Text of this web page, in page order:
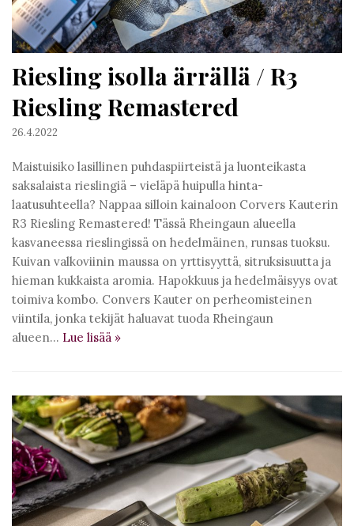
Riesling isolla ärrällä / R3
Riesling Remastered
26.4.2022
Maistuisiko lasillinen puhdaspiirteistä ja luonteikasta
saksalaista rieslingiä – vieläpä huipulla hinta-
laatusuhteella? Nappaa silloin kainaloon Corvers Kauterin
R3 Riesling Remastered! Tässä Rheingaun alueella
kasvaneessa rieslingissä on hedelmäinen, runsas tuoksu.
Kuivan valkoviinin maussa on yrttisyyttä, sitruksisuutta ja
hieman kukkaista aromia. Hapokkuus ja hedelmäisyys ovat
toimiva kombo. Convers Kauter on perheomisteinen
viintila, jonka tekijät haluavat tuoda Rheingaun
alueen… Lue lisää »